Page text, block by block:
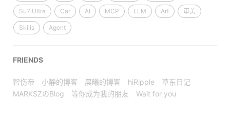
Su7 Ultra Car AI MCP LLM Art 审美
Skills Agent
FRIENDS
智伤帝 小静的博客 晨曦的博客 hiRipple
草东日记
MARKSZのBlog
等你成为我的朋友 Wait for you